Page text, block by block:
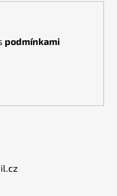
podmínkami